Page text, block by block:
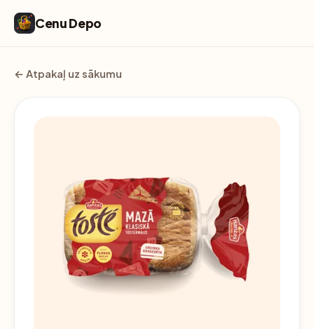
Cenu Depo
← Atpakaļ uz sākumu